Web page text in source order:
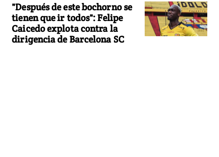
"Después de este bochorno se
tienen que ir todos": Felipe
Caicedo explota contra la
dirigencia de Barcelona SC